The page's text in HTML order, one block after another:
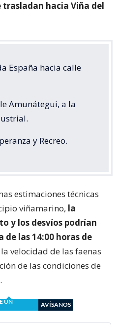
trasladan hacia Viña del
España hacia calle
Amunátegui, a la
y Recreo.
estimaciones técnicas
viñamarino, la
y los desvíos podrían
de las 14:00 horas de
velocidad de las faenas
de las condiciones de
UN
AVÍSANOS